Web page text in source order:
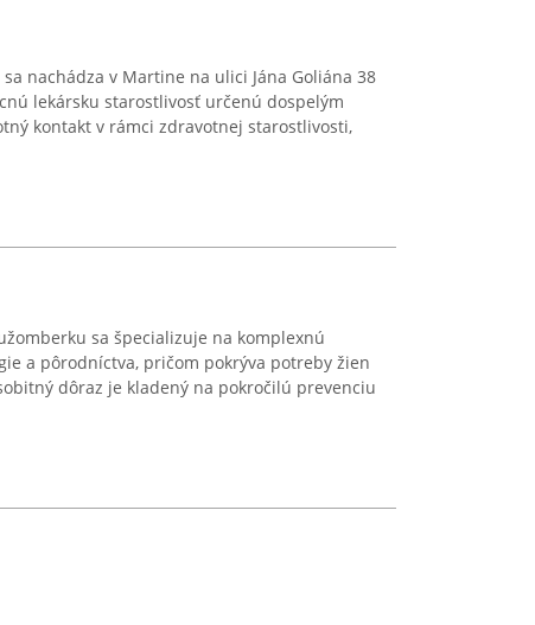
nachádza v Martine na ulici Jána Goliána 38
lekársku starostlivosť určenú dospelým
kontakt v rámci zdravotnej starostlivosti,
sa špecializuje na komplexnú
a pôrodníctva, pričom pokrýva potreby žien
dôraz je kladený na pokročilú prevenciu